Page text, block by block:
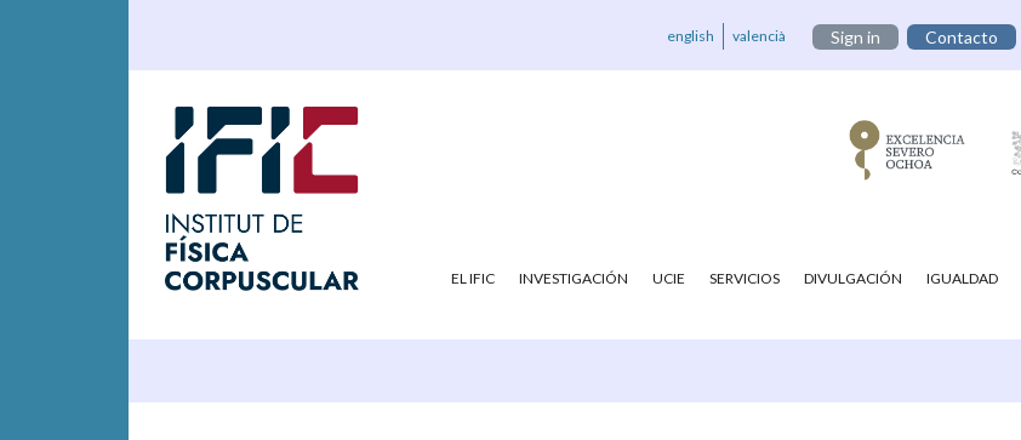
english valencià Sign in Contacto
EL IFIC INVESTIGACIÓN UCIE SERVICIOS DIVULGACIÓN IGUALDAD